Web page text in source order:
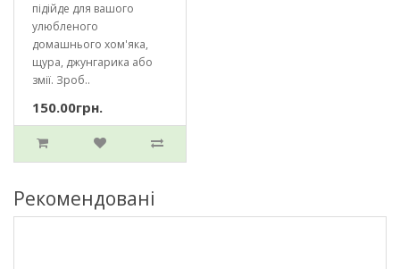
підійде для вашого
улюбленого
домашнього хом'яка,
щура, джунгарика або
змії. Зроб..
150.00грн.
Рекомендовані